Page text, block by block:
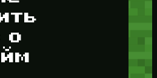
о